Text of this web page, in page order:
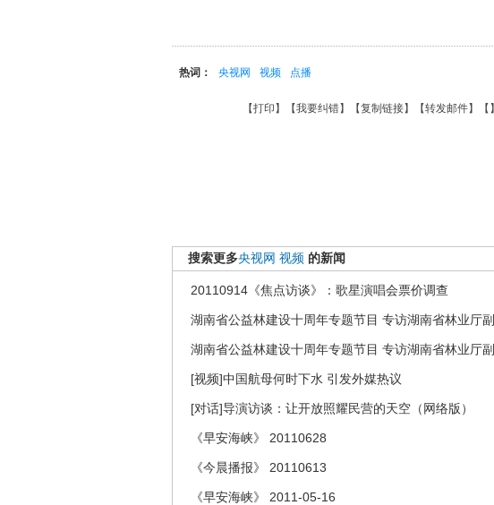
热词： 央视网 视频 点播
【打印 】【我要纠错】【复制链接】【转发邮件】【 】
搜索更多央视网 视频 的新闻
20110914《焦点访谈》：歌星演唱会票价调查
湖南省公益林建设十周年专题节目 专访湖南省林业厅
湖南省公益林建设十周年专题节目 专访湖南省林业厅
[视频]中国航母何时下水 引发外媒热议
[对话]导演访谈：让开放照耀民营的天空（网络版）
《早安海峡》 20110628
《今晨播报》 20110613
《早安海峡》 2011-05-16